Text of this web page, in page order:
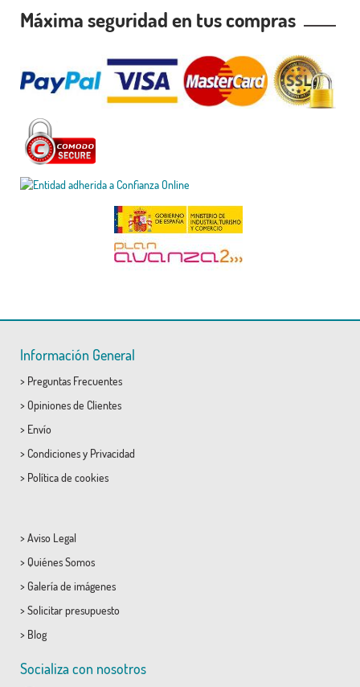
Máxima seguridad en tus compras
Información General
> Preguntas Frecuentes
> Opiniones de Clientes
> Envío
> Condicionesy Privacidad
> Política de cookies
> Aviso Legal
> Quiénes Somos
> Galería de imágenes
> Solicitar presupuesto
> Blog
Socializa con nosotros